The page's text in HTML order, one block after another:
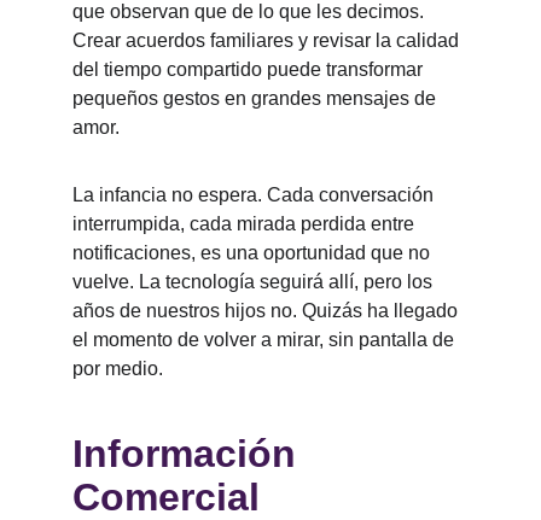
que observan que de lo que les decimos.
Crear acuerdos familiares y revisar la calidad
del tiempo compartido puede transformar
pequeños gestos en grandes mensajes de
amor.
La infancia no espera. Cada conversación
interrumpida, cada mirada perdida entre
notificaciones, es una oportunidad que no
vuelve. La tecnología seguirá allí, pero los
años de nuestros hijos no. Quizás ha llegado
el momento de volver a mirar, sin pantalla de
por medio.
Información
Comercial